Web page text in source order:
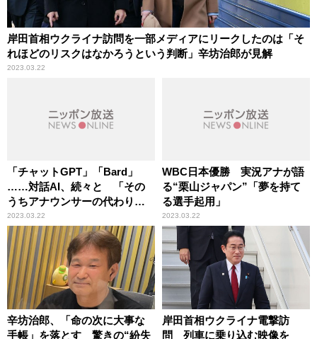
岸田首相ウクライナ訪問を一部メディアにリークしたのは「そ
れほどのリスクはなかろうという判断」辛坊治郎が見解
2023.03.22
「チャットGPT」「Bard」
……対話AI、続々と 「その
うちアナウンサーの代わりを
務めるように」辛坊治郎が指
摘
2023.03.22
WBC日本優勝 実況アナが語
る“栗山ジャパン”「夢を持て
る選手起用」
2023.03.22
辛坊治郎、「命の次に大事な
手帳」を落とす 驚きの“紛失
岸田首相ウクライナ電撃訪
問 列車に乗り込む映像を